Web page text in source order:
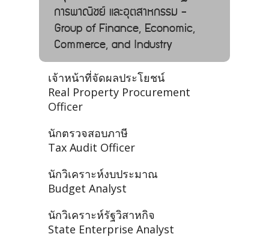
การพาณิชย์ และอุตสาหกรรม -
Group of Finance, Economic,
Commerce, and Industry
เจ้าหน้าที่จัดผลประโยชน์
Real Property Procurement
Officer
นักตรวจสอบภาษี
Tax Audit Officer
นักวิเคราะห์งบประมาณ
Budget Analyst
นักวิเคราะห์รัฐวิสาหกิจ
State Enterprise Analyst